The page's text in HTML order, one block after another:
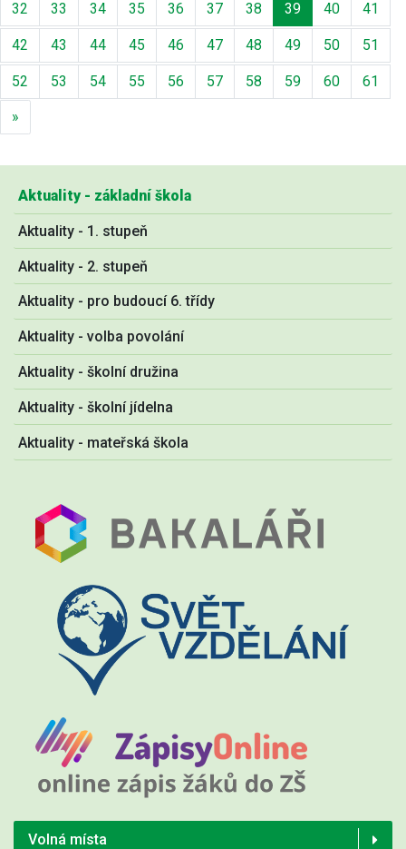
Aktuality - základní škola
Aktuality - 1. stupeň
Aktuality - 2. stupeň
Aktuality - pro budoucí 6. třídy
Aktuality - volba povolání
Aktuality - školní družina
Aktuality - školní jídelna
Aktuality - mateřská škola
Volná místa
32 33 34 35 36 37 38 39 40 41
42 43 44 45 46 47 48 49 50 51
52 53 54 55 56 57 58 59 60 61
»